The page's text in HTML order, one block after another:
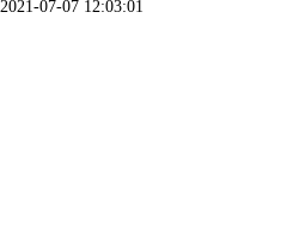
2021-07-07 12:03:01